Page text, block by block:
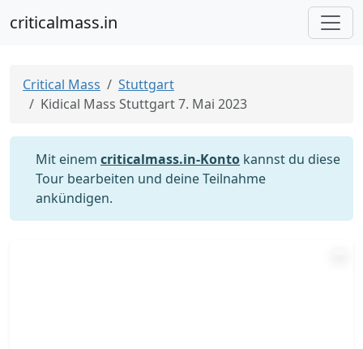
criticalmass.in
Critical Mass
Stuttgart
Kidical Mass Stuttgart 7. Mai 2023
Mit einem criticalmass.in-Konto kannst du diese
Tour bearbeiten und deine Teilnahme
ankündigen.